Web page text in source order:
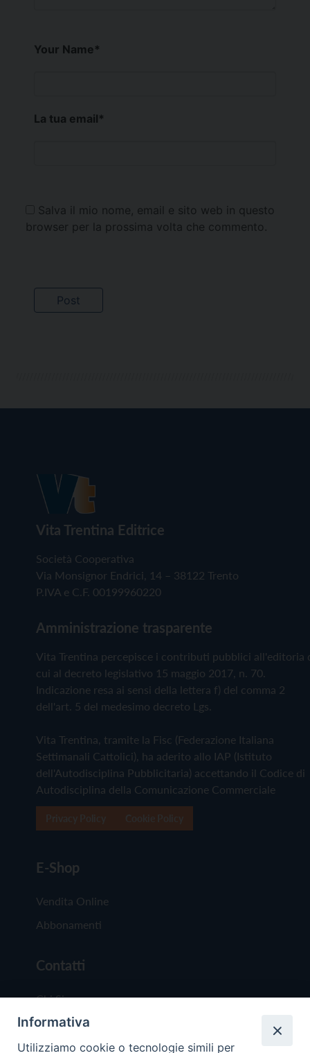
Your Name*
La tua email*
Salva il mio nome, email e sito web in questo
browser per la prossima volta che commento.
Vita Trentina Editrice
Società Cooperativa
Via Monsignor Endrici, 14 – 38122 Trento
P.IVA e C.F. 00199960220
Amministrazione trasparente
Vita Trentina percepisce i contributi pubblici all'editoria
cui al decreto legislativo 15 maggio 2017, n. 70.
Indicazione resa ai sensi della lettera f) del comma 2
dell'art. 5 del medesimo decreto Lgs.
Vita Trentina, tramite la Fisc (Federazione Italiana
Settimanali Cattolici), ha aderito allo IAP (Istituto
dell'Autodisciplina Pubblicitaria) accettando il Codice di
Autodisciplina della Comunicazione Commerciale
E-Shop
Vendita Online
Abbonamenti
Contatti
Chi Siamo
Redazione
Scrivici
Informativa
Utilizziamo cookie o tecnologie simili per